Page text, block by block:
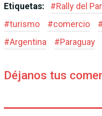
Etiquetas: #Rally del
#turismo #comercio
#Argentina #Paraguay
Déjanos tus